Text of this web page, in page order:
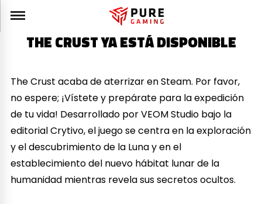
THE CRUST YA ESTÁ DISPONIBLE
The Crust acaba de aterrizar en Steam. Por favor,
no espere; ¡Vístete y prepárate para la expedición
de tu vida! Desarrollado por VEOM Studio bajo la
editorial Crytivo, el juego se centra en la exploración
y el descubrimiento de la Luna y en el
establecimiento del nuevo hábitat lunar de la
humanidad mientras revela sus secretos ocultos.